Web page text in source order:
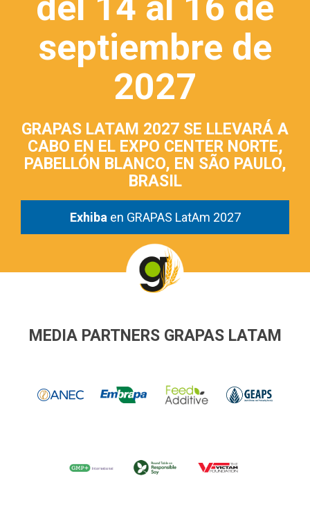
septiembre de
2027
GRAPAS LATAM 2027 SE LLEVARÁ A
CABO EN EL EXPO CENTER NORTE,
PABELLÓN BLANCO, EN SÃO PAULO,
BRASIL
Exhibaen GRAPAS LatAm 2027
MEDIA PARTNERS GRAPAS LATAM